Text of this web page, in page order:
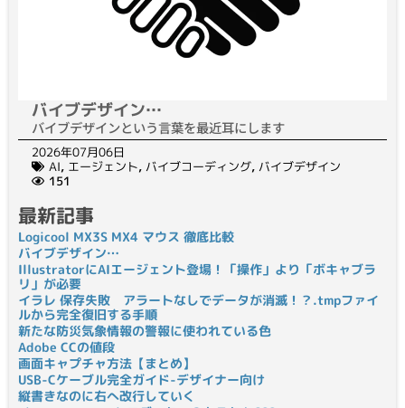
バイブデザイン…
バイブデザインという言葉を最近耳にします
2026年07月06日
AI, エージェント, バイブコーディング, バイブデザイン
151
最新記事
Logicool MX3S MX4 マウス 徹底比較
バイブデザイン…
IllustratorにAIエージェント登場！「操作」より「ボキャブラ
リ」が必要
イラレ 保存失敗 アラートなしでデータが消滅！？.tmpファイ
ルから完全復旧する手順
新たな防災気象情報の警報に使われている色
Adobe CCの値段
画面キャプチャ方法【まとめ】
USB-Cケーブル完全ガイド-デザイナー向け
縦書きなのに右へ改行していく